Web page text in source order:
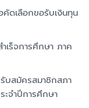
ดเลือกขอรับเงินทุน
ร็จการศึกษา ภาค
บสมัครสมาชิกสภา
จำปีการศึกษา